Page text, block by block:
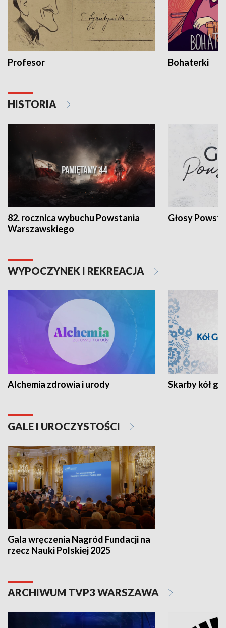
Profesor Bohaterki
HISTORIA
82. rocznica wybuchu Powstania
Warszawskiego
Głosy
WYPOCZYNEK I REKREACJA
Alchemia zdrowia i urody Skarby kół
GALE I UROCZYSTOŚCI
Gala wręczenia Nagród Fundacji na
rzecz Nauki Polskiej 2025
ARCHIWUM TVP3 WARSZAWA